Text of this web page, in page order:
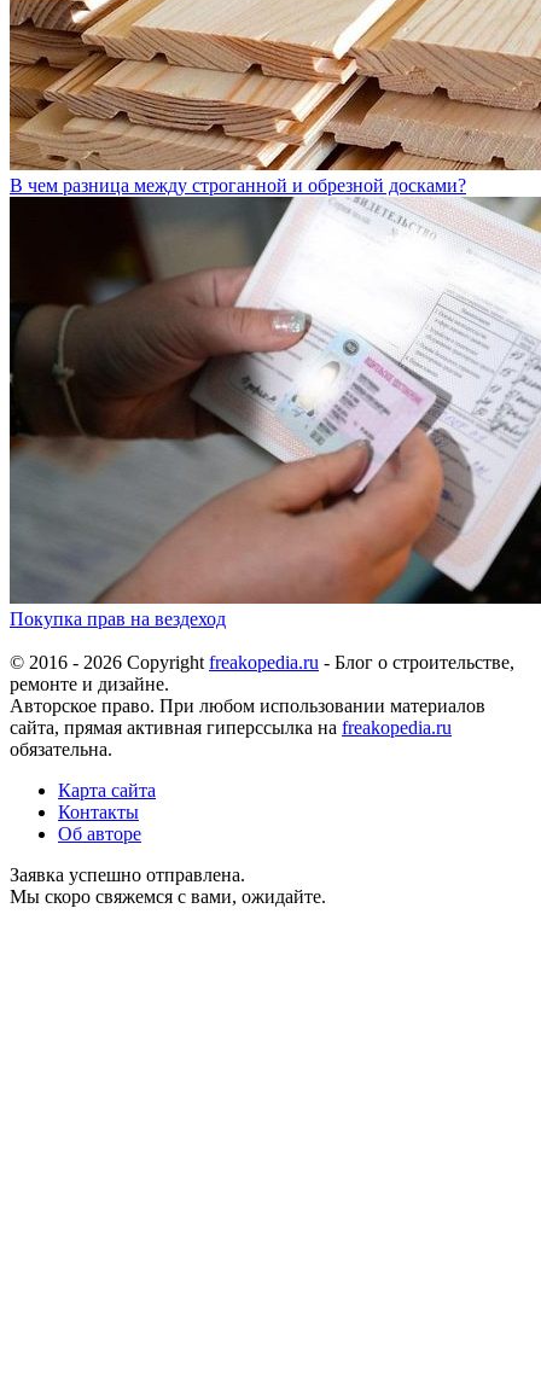
В чем разница между строганной и обрезной досками?
Покупка прав на вездеход
© 2016 - 2026 Copyrightfreakopedia.ru - Блог о строительстве,
ремонте и дизайне.
Авторское право. При любом использовании материалов
сайта, прямая активная гиперссылка на freakopedia.ru
обязательна.
Карта сайта
Контакты
Об авторе
Заявка успешно отправлена.
Мы скоро свяжемся с вами, ожидайте.